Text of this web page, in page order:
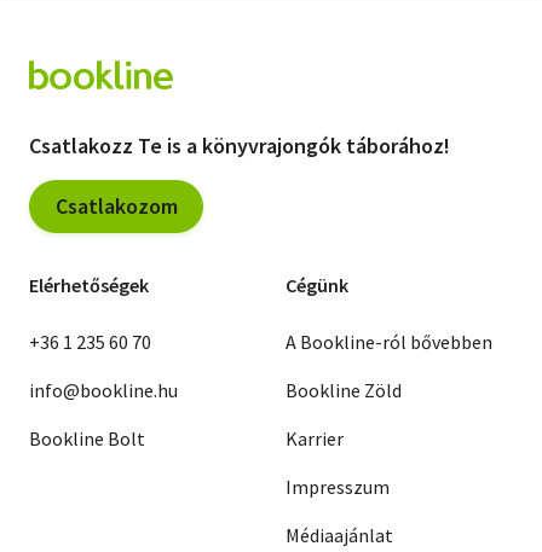
Csatlakozz Te is a könyvrajongók táborához!
Csatlakozom
Elérhetőségek
+36 1 235 60 70
info@bookline.hu
Bookline Bolt
Cégünk
A Bookline-ról bővebben
Bookline Zöld
Karrier
Impresszum
Médiaajánlat